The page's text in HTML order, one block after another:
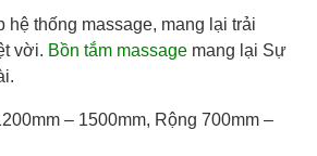
hệ thống massage, mang lại trải
vời. Bồn tắm massage mang lại Sự
– 1500mm, Rộng 700mm –